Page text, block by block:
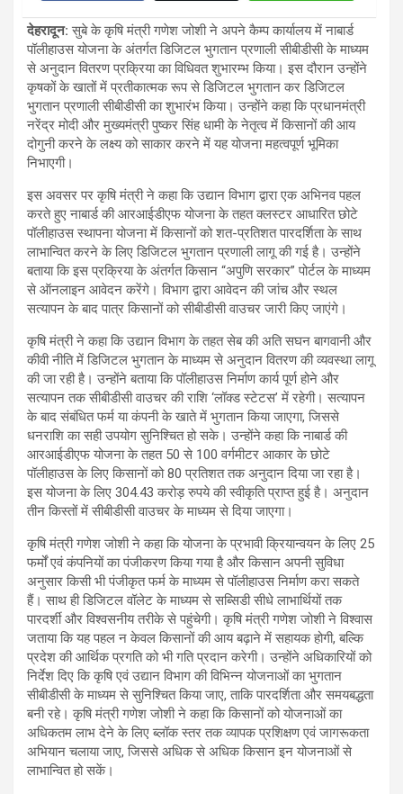
देहरादून: सुबे के कृषि मंत्री गणेश जोशी ने अपने कैम्प कार्यालय में नाबार्ड
पॉलीहाउस योजना के अंतर्गत डिजिटल भुगतान प्रणाली सीबीडीसी के माध्यम
से अनुदान वितरण प्रक्रिया का विधिवत शुभारम्भ किया। इस दौरान उन्होंने
कृषकों के खातों में प्रतीकात्मक रूप से डिजिटल भुगतान कर डिजिटल
भुगतान प्रणाली सीबीडीसी का शुभारंभ किया। उन्होंने कहा कि प्रधानमंत्री
नरेंद्र मोदी और मुख्यमंत्री पुष्कर सिंह धामी के नेतृत्व में किसानों की आय
दोगुनी करने के लक्ष्य को साकार करने में यह योजना महत्वपूर्ण भूमिका
निभाएगी।
इस अवसर पर कृषि मंत्री ने कहा कि उद्यान विभाग द्वारा एक अभिनव पहल
करते हुए नाबार्ड की आरआईडीएफ योजना के तहत क्लस्टर आधारित छोटे
पॉलीहाउस स्थापना योजना में किसानों को शत-प्रतिशत पारदर्शिता के साथ
लाभान्वित करने के लिए डिजिटल भुगतान प्रणाली लागू की गई है। उन्होंने
बताया कि इस प्रक्रिया के अंतर्गत किसान “अपुणि सरकार” पोर्टल के माध्यम
से ऑनलाइन आवेदन करेंगे। विभाग द्वारा आवेदन की जांच और स्थल
सत्यापन के बाद पात्र किसानों को सीबीडीसी वाउचर जारी किए जाएंगे।
कृषि मंत्री ने कहा कि उद्यान विभाग के तहत सेब की अति सघन बागवानी और
कीवी नीति में डिजिटल भुगतान के माध्यम से अनुदान वितरण की व्यवस्था लागू
की जा रही है। उन्होंने बताया कि पॉलीहाउस निर्माण कार्य पूर्ण होने और
सत्यापन तक सीबीडीसी वाउचर की राशि ‘लॉक्ड स्टेटस’ में रहेगी। सत्यापन
के बाद संबंधित फर्म या कंपनी के खाते में भुगतान किया जाएगा, जिससे
धनराशि का सही उपयोग सुनिश्चित हो सके। उन्होंने कहा कि नाबार्ड की
आरआईडीएफ योजना के तहत 50 से 100 वर्गमीटर आकार के छोटे
पॉलीहाउस के लिए किसानों को 80 प्रतिशत तक अनुदान दिया जा रहा है।
इस योजना के लिए 304.43 करोड़ रुपये की स्वीकृति प्राप्त हुई है। अनुदान
तीन किस्तों में सीबीडीसी वाउचर के माध्यम से दिया जाएगा।
कृषि मंत्री गणेश जोशी ने कहा कि योजना के प्रभावी क्रियान्वयन के लिए 25
फर्मों एवं कंपनियों का पंजीकरण किया गया है और किसान अपनी सुविधा
अनुसार किसी भी पंजीकृत फर्म के माध्यम से पॉलीहाउस निर्माण करा सकते
हैं। साथ ही डिजिटल वॉलेट के माध्यम से सब्सिडी सीधे लाभार्थियों तक
पारदर्शी और विश्वसनीय तरीके से पहुंचेगी। कृषि मंत्री गणेश जोशी ने विश्वास
जताया कि यह पहल न केवल किसानों की आय बढ़ाने में सहायक होगी, बल्कि
प्रदेश की आर्थिक प्रगति को भी गति प्रदान करेगी। उन्होंने अधिकारियों को
निर्देश दिए कि कृषि एवं उद्यान विभाग की विभिन्न योजनाओं का भुगतान
सीबीडीसी के माध्यम से सुनिश्चित किया जाए, ताकि पारदर्शिता और समयबद्धता
बनी रहे। कृषि मंत्री गणेश जोशी ने कहा कि किसानों को योजनाओं का
अधिकतम लाभ देने के लिए ब्लॉक स्तर तक व्यापक प्रशिक्षण एवं जागरूकता
अभियान चलाया जाए, जिससे अधिक से अधिक किसान इन योजनाओं से
लाभान्वित हो सकें।